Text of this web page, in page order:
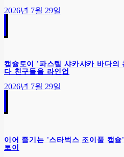
2026년 7월 29일
캡슐토이 '파스텔 샤카샤카 바다
다 친구들을 라인업
2026년 7월 29일
이어 즐기는 '스타벅스 조이풀 캡
토이